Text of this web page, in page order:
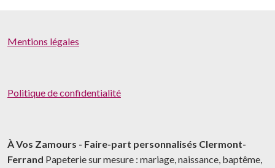
Mentions légales
Politique de confidentialité
À Vos Zamours - Faire-part personnalisés Clermont-
Ferrand Papeterie sur mesure : mariage, naissance, baptême,